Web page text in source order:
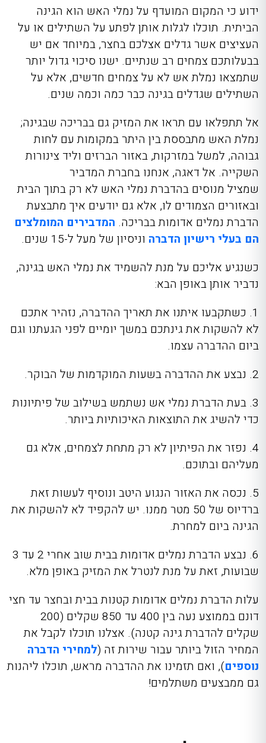
ידוע כי המקום המועדף על נמלי האש הוא הגינה
הביתית. תוכלו לגלות אותן לפתע על השתילים או על
העציצים אשר גדלים אצלכם בחצר, במיוחד אם יש
בבעלותכם צמחים רב שנתיים. ישנו סיכוי גדול יותר
שתמצאו נמלת אש לא על צמחים חדשים, אלא על
השתילים שגדלים בגינה כבר כמה וכמה שנים.
אל תתפלאו עם תראו את המזיק גם בבריכה שבגינה;
נמלת האש מתבססת בין היתר במקומות עם לחות
גבוהה, למשל במזרקות, באזור הברזים וליד צינורות
השקייה. אל דאגה, אנחנו בחברת המדביר
שמציל מנוסים בהדברת נמלי האש לא רק בתוך הבית
ובאזורים הצמודים לו, אלא גם יודעים איך מתבצעת
הדברת נמלים אדומות בבריכה. המדבירים המומלצים
הם בעלי רישיון הדברה וניסיון של מעל ל-15 שנים.
כשנגיע אליכם על מנת להשמיד את נמלי האש בגינה,
נדביר אותן באופן הבא:
1. כשתקבעו איתנו את תאריך ההדברה, נזהיר אתכם
לא להשקות את גינתכם במשך יומיים לפני הגעתנו וגם
ביום ההדברה עצמו.
2. נבצע את ההדברה בשעות המוקדמות של הבוקר.
3. בעת הדברת נמלי אש נשתמש בשילוב של פיתיונות
כדי להשיג את התוצאות האיכותיות ביותר.
4. נפזר את הפיתיון לא רק מתחת לצמחים, אלא גם
מעליהם ובתוכם.
5. נכסה את האזור הנגוע היטב ונוסיף לעשות זאת
ברדיוס של 50 מטר ממנו. יש להקפיד לא להשקות את
הגינה ביום למחרת.
6. נבצע הדברת נמלים אדומות בבית שוב אחרי 2 עד 3
שבועות, זאת על מנת לנטרל את המזיק באופן מלא.
עלות הדברת נמלים אדומות קטנות בבית ובחצר עד חצי
דונם בממוצע נעה בין 400 עד 850 שקלים (200
שקלים להדברת גינה קטנה). אצלנו תוכלו לקבל את
המחיר הזול ביותר עבור שירות זה (למחירי הדברה
נוספים), ואם תזמינו את ההדברה מראש, תוכלו ליהנות
גם ממבצעים משתלמים!